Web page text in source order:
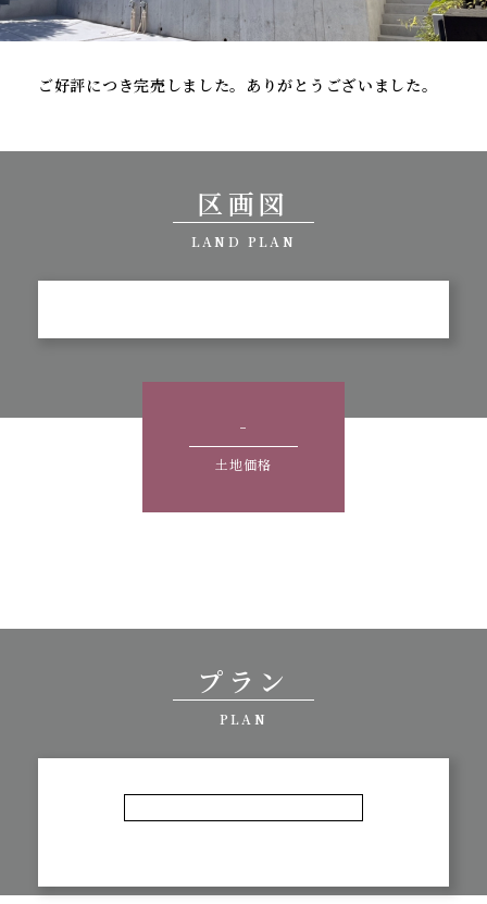
ご好評につき完売しました。ありがとうございました。
区画図
LAND PLAN
-
土地価格
プラン
PLAN